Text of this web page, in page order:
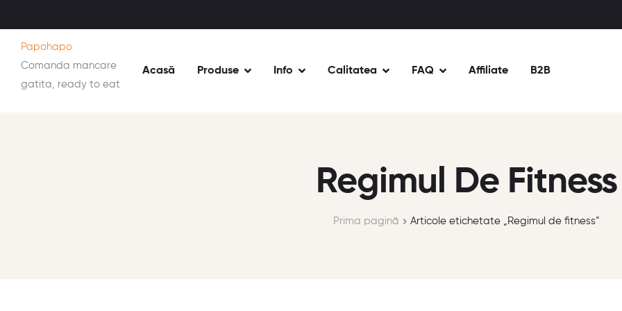
Papohapo
Comanda mancare
gatita, ready to eat
Acasă Produse Info Calitatea FAQ Affiliate B2B
Regimul De Fitness
Prima pagină Articole etichetate „Regimul de fitness”